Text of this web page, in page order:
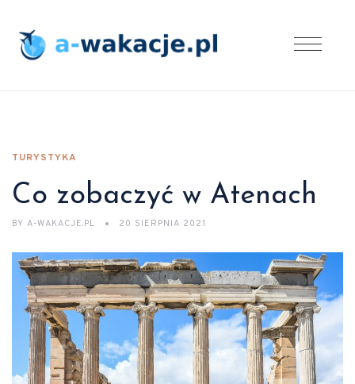
TURYSTYKA
Co zobaczyć w Atenach
BY A-WAKACJE.PL 20 SIERPNIA 2021